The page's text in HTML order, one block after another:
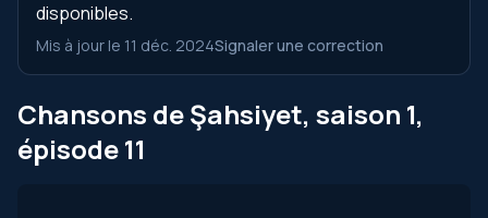
disponibles.
Mis à jour le 11 déc. 2024Signaler une correction
Chansons de Şahsiyet, saison 1,
épisode 11